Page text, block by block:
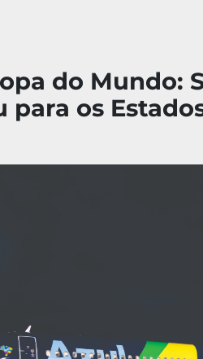
do Mundo:
para os